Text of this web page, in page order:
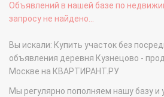
Объявлений в нашей базе по
запросу не найдено...
Вы искали: Купить участок без
объявления деревня Кузнецово -
Москве на КВАРТИРАНТ.РУ
Мы регулярно пополняем нашу базу и